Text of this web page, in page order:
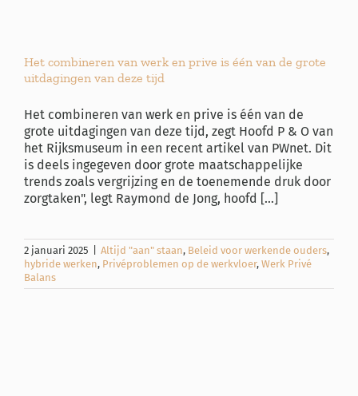
Het combineren van werk en prive is één van de grote
uitdagingen van deze tijd
Het combineren van werk en prive is één van de
grote uitdagingen van deze tijd, zegt Hoofd P & O van
het Rijksmuseum in een recent artikel van PWnet. Dit
is deels ingegeven door grote maatschappelijke
trends zoals vergrijzing en de toenemende druk door
zorgtaken", legt Raymond de Jong, hoofd [...]
2 januari 2025 Altijd "aan" staan, Beleid voor werkende ouders,
hybride werken, Privéproblemen op de werkvloer, Werk Privé
Balans